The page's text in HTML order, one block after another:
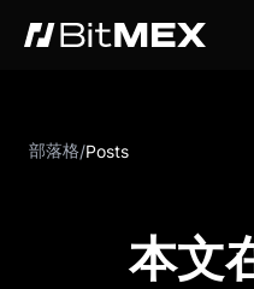
部落格/Posts
本文